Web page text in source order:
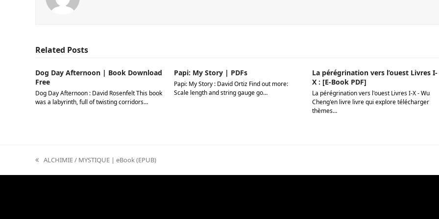
Related Posts
Dog Day Afternoon | Book Download
Free
Dog Day Afternoon : David Rosenfelt This book
was a labyrinth, full of twisting corridors…
Papi: My Story | PDFs
Papi: My Story : David Ortiz Find out more:
Scale length and string gauge go…
La pérégrination vers l’ouest Livres I-
X : [E-Book PDF]
La pérégrination vers l'ouest Livres I-X - Wu
Cheng'en livre livre qui explore télécharger
thèmes…
previous
ALCHIMIE / MYSTIQUE | eBook (EPUB)